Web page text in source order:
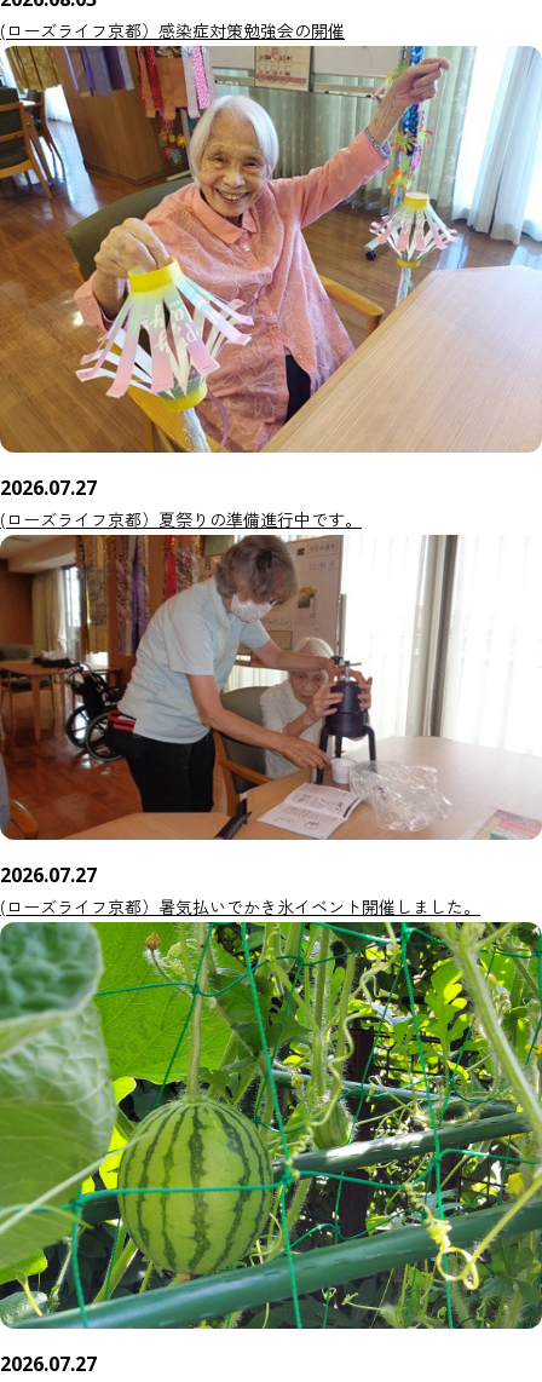
(ローズライフ京都）感染症対策勉強会の開催
2026.07.27
(ローズライフ京都）夏祭りの準備進行中です。
2026.07.27
(ローズライフ京都）暑気払いでかき氷イベント開催しました。
2026.07.27